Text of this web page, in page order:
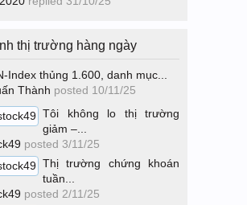
thị trường hàng ngày
Index thủng 1.600, danh mục...
Thành posted 10/11/25
Tôi không lo thị trường
giảm –...
posted 3/11/25
Thị trường chứng khoán
tuần...
posted 2/11/25